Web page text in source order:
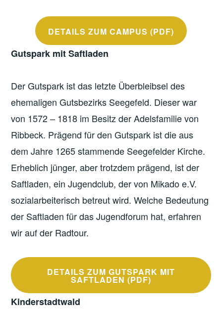
DETAILS ZUM CAMPUS (PDF)
Gutspark mit Saftladen
Der Gutspark ist das letzte Überbleibsel des
ehemaligen Gutsbezirks Seegefeld. Dieser war
von 1572 – 1818 im Besitz der Adelsfamilie von
Ribbeck. Prägend für den Gutspark ist die aus
dem Jahre 1265 stammende Seegefelder Kirche.
Erheblich jünger, aber trotzdem prägend, ist der
Saftladen, ein Jugendclub, der von Mikado e.V.
sozialarbeiterisch betreut wird. Welche Bedeutung
der Saftladen für das Jugendforum hat, erfahren
wir auf der Radtour.
DETAILS ZUM GUTSPARK MIT
SAFTLADEN (PDF)
Kinderstadtwald